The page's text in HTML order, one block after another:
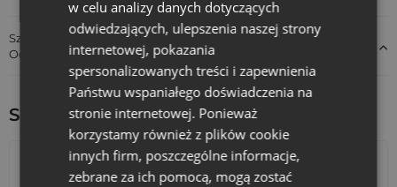
Szczegóły dotyczące zgodności produktu z przepisami:
Odpowiedzialność za produkt
Sprawdź inne ciekawe produkty:
w celu analizy danych dotyczących
odwiedzających, ulepszenia naszej strony
internetowej, pokazania
spersonalizowanych treści i zapewnienia
Państwu wspaniałego doświadczenia na
stronie internetowej. Ponieważ
korzystamy również z plików cookie
innych firm, poszczególne informacje,
zebrane za ich pomocą, mogą zostać